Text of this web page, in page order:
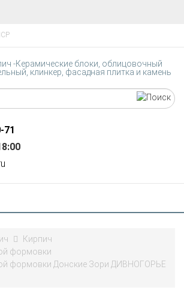
71
Кирпич
формовки
формовки Донские Зори ДИВНОГОРЬЕ